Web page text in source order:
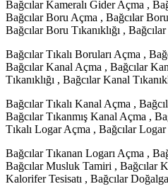
Bağcılar Kameralı Gider Açma ,
Bağcılar Boru Açma , Bağcılar
Bağcılar Boru Tıkanıklığı ,
Bağcılar Tıkalı Boruları Açma ,
Bağcılar Kanal Açma , Bağcılar
Tıkanıklığı , Bağcılar Kanal
Bağcılar Tıkalı Kanal Açma ,
Bağcılar Tıkanmış Kanal Açma ,
Tıkalı Logar Açma , Bağcılar
Bağcılar Tıkanan Logarı Açma ,
Bağcılar Musluk Tamiri , Bağcılar
Kalorifer Tesisatı , Bağcılar